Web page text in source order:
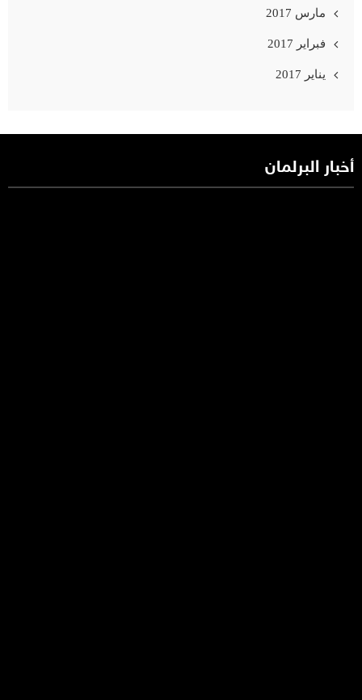
مارس 2017
فبراير 2017
يناير 2017
أخبار البرلمان